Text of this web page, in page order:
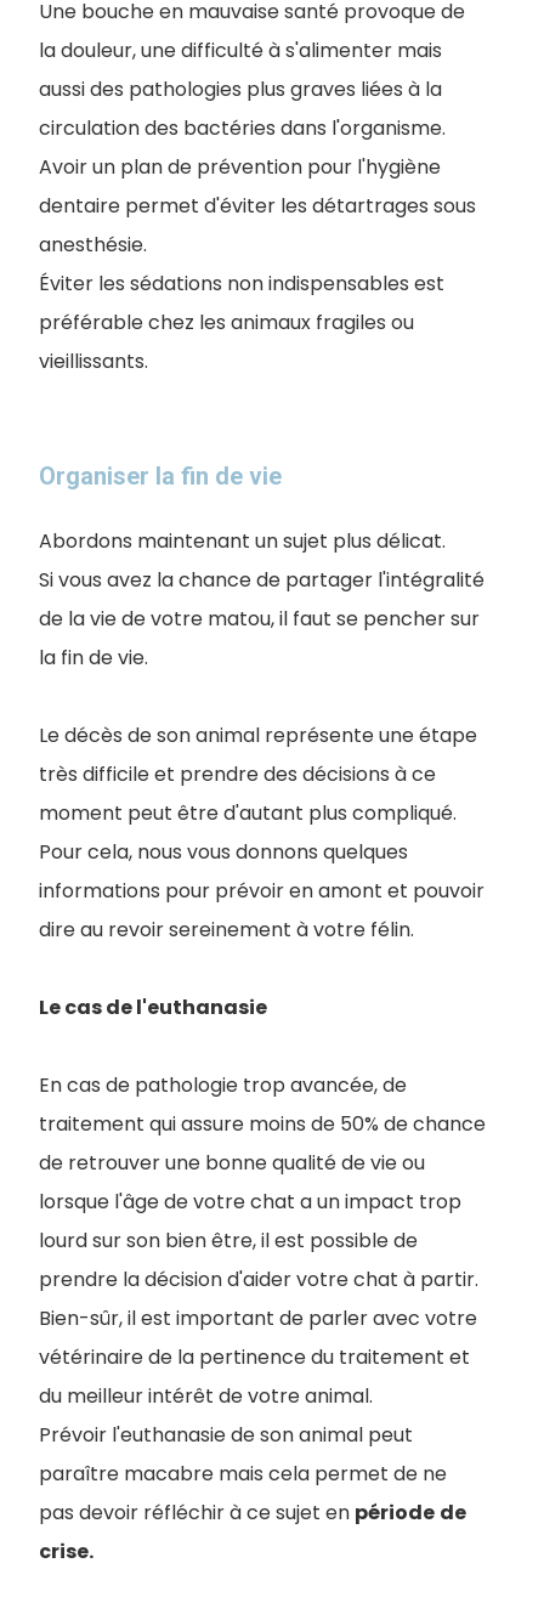
Une bouche en mauvaise santé provoque de
la douleur, une difficulté à s'alimenter mais
aussi des pathologies plus graves liées à la
circulation des bactéries dans l'organisme.
Avoir un plan de prévention pour l'hygiène
dentaire permet d'éviter les détartrages sous
anesthésie.
Éviter les sédations non indispensables est
préférable chez les animaux fragiles ou
vieillissants.
Organiser la fin de vie
Abordons maintenant un sujet plus délicat.
Si vous avez la chance de partager l'intégralité
de la vie de votre matou, il faut se pencher sur
la fin de vie.
Le décès de son animal représente une étape
très difficile et prendre des décisions à ce
moment peut être d'autant plus compliqué.
Pour cela, nous vous donnons quelques
informations pour prévoir en amont et pouvoir
dire au revoir sereinement à votre félin.
Le cas de l'euthanasie
En cas de pathologie trop avancée, de
traitement qui assure moins de 50% de chance
de retrouver une bonne qualité de vie ou
lorsque l'âge de votre chat a un impact trop
lourd sur son bien être, il est possible de
prendre la décision d'aider votre chat à partir.
Bien-sûr, il est important de parler avec votre
vétérinaire de la pertinence du traitement et
du meilleur intérêt de votre animal.
Prévoir l'euthanasie de son animal peut
paraître macabre mais cela permet de ne
pas devoir réfléchir à ce sujet en période de
crise.